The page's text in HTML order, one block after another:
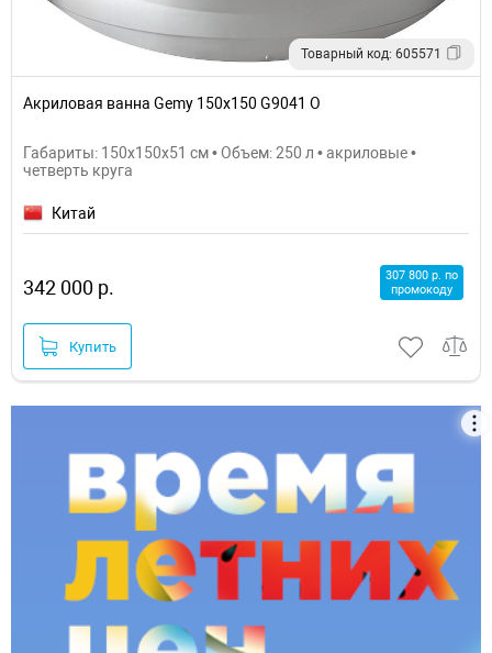
Товарный код: 605571
Акриловая ванна Gemy 150x150 G9041 O
Габариты: 150x150x51 см • Объем: 250 л • акриловые •
четверть круга
Китай
342 000 р.
307 800 р. по
промокоду
Купить